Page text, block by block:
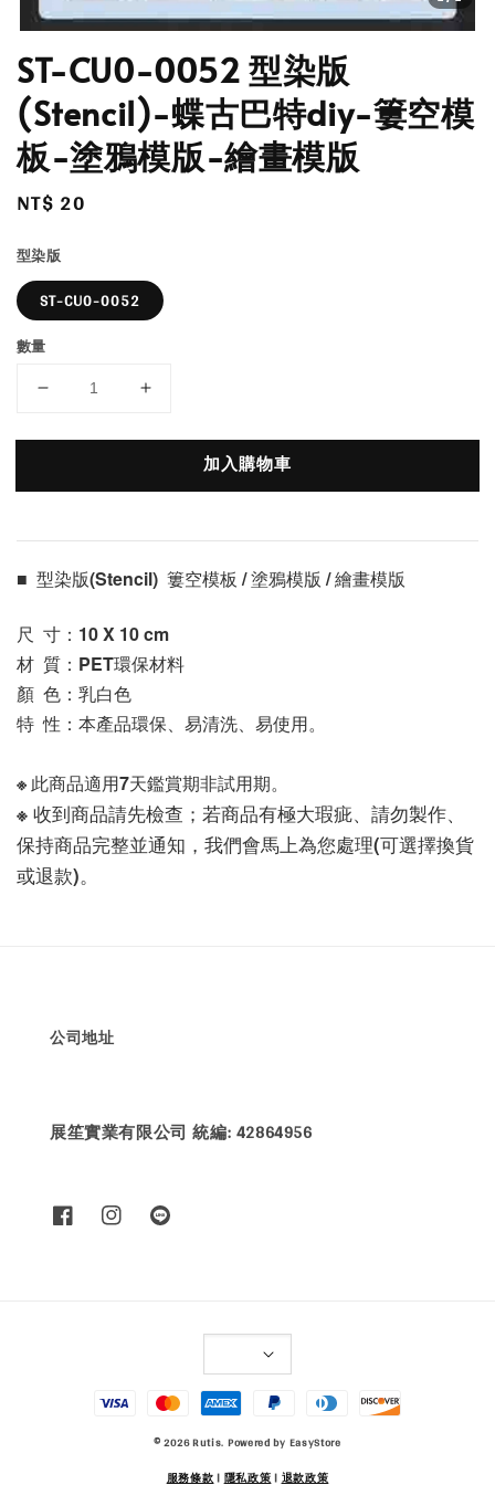
ST-CU0-0052 型染版
(Stencil)-蝶古巴特diy-簍空模
板-塗鴉模版-繪畫模版
Regular
NT$ 20
型染版
ST-CU0-0052
數量
加入購物車
■  型染版(Stencil)  簍空模板 / 塗鴉模版 / 繪畫模版
尺  寸：10 X 10 cm
材  質：PET環保材料
顏  色：乳白色
特  性：本產品環保、易清洗、易使用。
※ 此商品適用7天鑑賞期非試用期。
※ 收到商品請先檢查；若商品有極大瑕疵、請勿製作、
保持商品完整並通知，我們會馬上為您處理(可選擇換貨
或退款)。
公司地址
展笙實業有限公司 統編: 42864956
© 2026 Rutis. Powered by EasyStore
服務條款| 隱私政策| 退款政策